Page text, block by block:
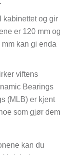
kabinettet og gir
er 120 mm og
kan gi enda
viftens
Bearings
(MLB) er kjent
som gjør dem
kan du